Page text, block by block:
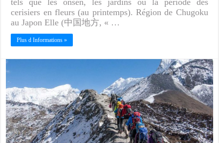
cerisiers en fleurs (au printemps). Région de Chugoku
au Japon Elle (中国地方, « …
Plus d Informations »